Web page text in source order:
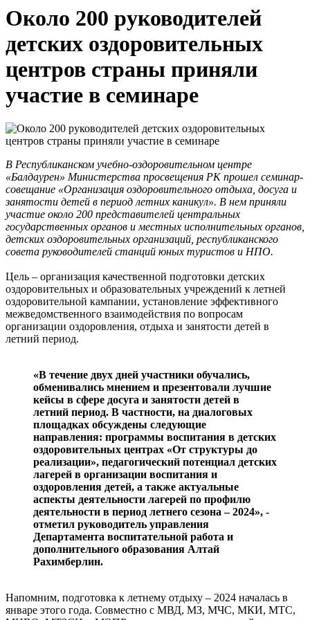
Около 200 руководителей
детских оздоровительных
центров страны приняли
участие в семинаре
В Республиканском учебно-оздоровительном центре
«Балдаурен» Министерства просвещения РК прошел семинар-
совещание «Организация оздоровительного отдыха, досуга и
занятости детей в период летних каникул». В нем приняли
участие около 200 представителей центральных
государственных органов и местных исполнительных органов,
детских оздоровительных организаций, республиканского
совета руководителей станций юных туристов и НПО.
Цель – организация качественной подготовки детских
оздоровительных и образовательных учреждений к летней
оздоровительной кампании, установление эффективного
межведомственного взаимодействия по вопросам
организации оздоровления, отдыха и занятости детей в
летний период.
«В течение двух дней участники обучались,
обменивались мнением и презентовали лучшие
кейсы в сфере досуга и занятости детей в
летний период. В частности, на диалоговых
площадках обсуждены следующие
направления: программы воспитания в детских
оздоровительных центрах «От структуры до
реализации», педагогический потенциал детских
лагерей в организации воспитания и
оздоровления детей, а также актуальные
аспекты деятельности лагерей по профилю
деятельности в период летнего сезона – 2024», -
отметил руководитель управления
Департамента воспитательной работа и
дополнительного образования Алтай
Рахимберлин.
Напомним, подготовка к летнему отдыху – 2024 началась в
январе этого года. Совместно с МВД, МЗ, МЧС, МКИ, МТС,